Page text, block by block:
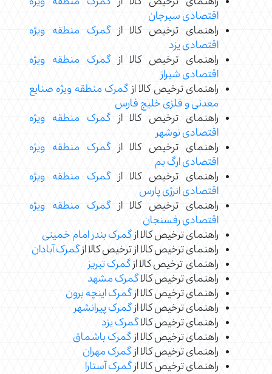
اقتصادی سیرجان
راهنمای ترخیص کالا ازگمرک منطقه ویژه
اقتصادی یزد
راهنمای ترخیص کالا ازگمرک منطقه ویژه
اقتصادی شیراز
راهنمای ترخیص کالا ازگمرک منطقه ویژه صنایع
معدنی و فلزی خلیج فارس
راهنمای ترخیص کالا ازگمرک منطقه ویژه
اقتصادی نوشهر
راهنمای ترخیص کالا ازگمرک منطقه ویژه
اقتصادی ارگ بم
راهنمای ترخیص کالا ازگمرک منطقه ویژه
اقتصادی انرژی پارس
راهنمای ترخیص کالا ازگمرک منطقه ویژه
اقتصادی رفسنجان
راهنمای ترخیص کالا ازگمرک بندر امام خمینی
راهنمای ترخیص کالا از ترخیص کالا ازگمرک آبادان
راهنمای ترخیص کالا ازگمرک تبریز
راهنمای ترخیص کالاگمرک مشهد
راهنمای ترخیص کالا ازگمرک اینچه برون
راهنمای ترخیص کالا ازگمرک پیرانشهر
راهنمای ترخیص کالاگمرک یزد
راهنمای ترخیص کالا ازگمرک باشماق
راهنمای ترخیص کالا ازگمرک مهران
راهنمای ترخیص کالا ازگمرک آستارا